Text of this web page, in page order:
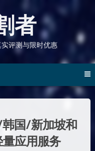
者
评测与限时优惠
国/新加坡和
应用服务